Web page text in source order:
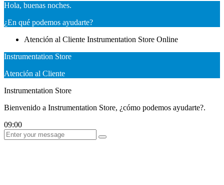
Hola, buenas noches.
¿En qué podemos ayudarte?
Atención al Cliente Instrumentation Store Online
Instrumentation Store
Atención al Cliente
Instrumentation Store
Bienvenido a Instrumentation Store, ¿cómo podemos ayudarte?.
09:00